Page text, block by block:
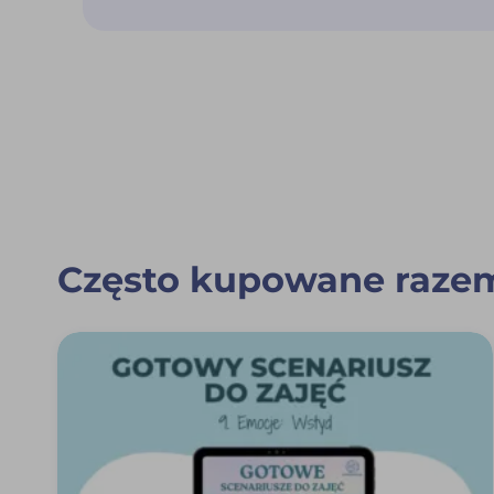
Często kupowane